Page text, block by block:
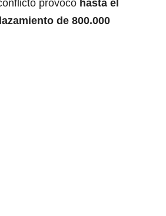
provocó hasta el
de 800.000